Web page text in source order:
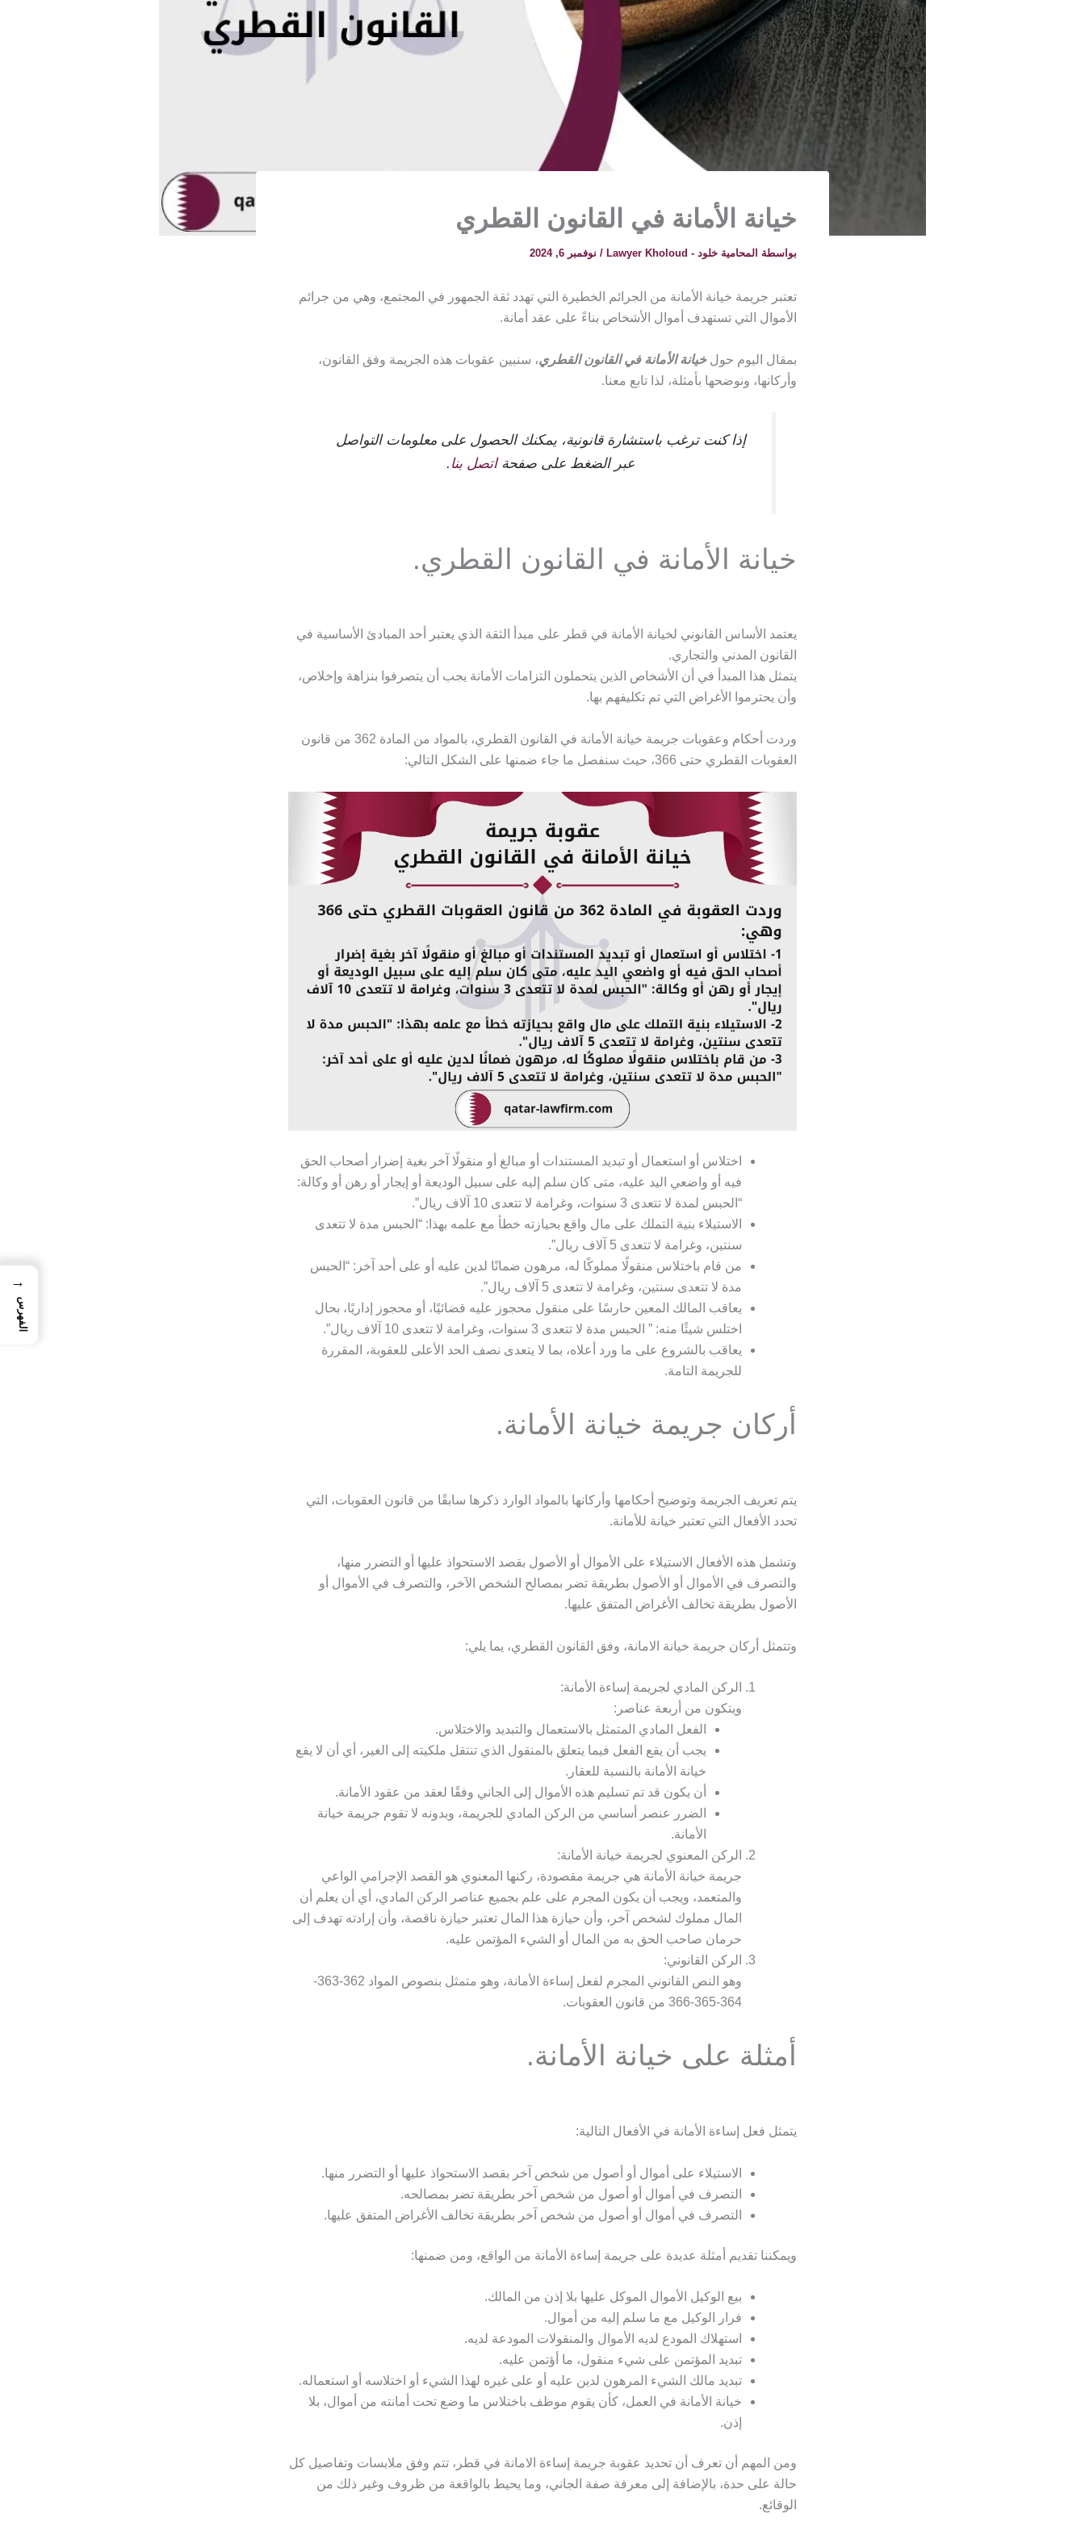
خيانة الأمانة في القانون القطري
بواسطة المحامية خلود - Lawyer Kholoud / نوفمبر 6, 2024
تعتبر جريمة خيانة الأمانة من الجرائم الخطيرة التي تهدد ثقة الجمهور في المجتمع، وهي من جرائم
الأموال التي تستهدف أموال الأشخاص بناءً على عقد أمانة.
بمقال اليوم حولخيانة الأمانة في القانون القطري، سنبين عقوبات هذه الجريمة وفق القانون،
وأركانها، ونوضحها بأمثلة، لذا تابع معنا.
إذا كنت ترغب باستشارة قانونية، يمكنك الحصول على معلومات التواصل
عبر الضغط على صفحةاتصل بنا .
خيانة الأمانة في القانون القطري.
يعتمد الأساس القانوني لخيانة الأمانة في قطر على مبدأ الثقة الذي يعتبر أحد المبادئ الأساسية في
القانون المدني والتجاري.
يتمثل هذا المبدأ في أن الأشخاص الذين يتحملون التزامات الأمانة يجب أن يتصرفوا بنزاهة وإخلاص،
وأن يحترموا الأغراض التي تم تكليفهم بها.
وردت أحكام وعقوبات جريمة خيانة الأمانة في القانون القطري، بالمواد من المادة 362 من قانون
العقوبات القطري حتى 366، حيث سنفصل ما جاء ضمنها على الشكل التالي:
اختلاس أو استعمال أو تبديد المستندات أو مبالغ أو منقولًا آخر بغية إضرار أصحاب الحق
فيه أو واضعي اليد عليه، متى كان سلم إليه على سبيل الوديعة أو إيجار أو رهن أو وكالة:
“الحبس لمدة لا تتعدى 3 سنوات، وغرامة لا تتعدى 10 آلاف ريال”.
الاستيلاء بنية التملك على مال واقع بحيازته خطأ مع علمه بهذا: “الحبس مدة لا تتعدى
سنتين، وغرامة لا تتعدى 5 آلاف ريال”.
من قام باختلاس منقولًا مملوكًا له، مرهون ضمانًا لدين عليه أو على أحد آخر: “الحبس
مدة لا تتعدى سنتين، وغرامة لا تتعدى 5 آلاف ريال”.
يعاقب المالك المعين حارسًا على منقول محجوز عليه قضائيًا، أو محجوز إداريًا، بحال
اختلس شيئًا منه: ” الحبس مدة لا تتعدى 3 سنوات، وغرامة لا تتعدى 10 آلاف ريال”.
يعاقب بالشروع على ما ورد أعلاه، بما لا يتعدى نصف الحد الأعلى للعقوبة، المقررة
للجريمة التامة.
أركان جريمة خيانة الأمانة.
يتم تعريف الجريمة وتوضيح أحكامها وأركانها بالمواد الوارد ذكرها سابقًا من قانون العقوبات، التي
تحدد الأفعال التي تعتبر خيانة للأمانة.
وتشمل هذه الأفعال الاستيلاء على الأموال أو الأصول بقصد الاستحواذ عليها أو التضرر منها،
والتصرف في الأموال أو الأصول بطريقة تضر بمصالح الشخص الآخر، والتصرف في الأموال أو
الأصول بطريقة تخالف الأغراض المتفق عليها.
وتتمثل أركان جريمة خيانة الامانة، وفق القانون القطري، يما يلي:
الركن المادي لجريمة إساءة الأمانة:
ويتكون من أربعة عناصر:
الفعل المادي المتمثل بالاستعمال والتبديد والاختلاس.
يجب أن يقع الفعل فيما يتعلق بالمنقول الذي تنتقل ملكيته إلى الغير، أي أن لا يقع
خيانة الأمانة بالنسبة للعقار.
أن يكون قد تم تسليم هذه الأموال إلى الجاني وفقًا لعقد من عقود الأمانة.
الضرر عنصر أساسي من الركن المادي للجريمة، وبدونه لا تقوم جريمة خيانة
الأمانة.
الركن المعنوي لجريمة خيانة الأمانة:
جريمة خيانة الأمانة هي جريمة مقصودة، ركنها المعنوي هو القصد الإجرامي الواعي
والمتعمد، ويجب أن يكون المجرم على علم بجميع عناصر الركن المادي، أي أن يعلم أن
المال مملوك لشخص آخر، وأن حيازة هذا المال تعتبر حيازة ناقصة، وأن إرادته تهدف إلى
حرمان صاحب الحق به من المال أو الشيء المؤتمن عليه.
الركن القانوني:
وهو النص القانوني المجرم لفعل إساءة الأمانة، وهو متمثل بنصوص المواد 362-363-
364-365-366 من قانون العقوبات.
أمثلة على خيانة الأمانة.
يتمثل فعل إساءة الأمانة في الأفعال التالية:
الاستيلاء على أموال أو أصول من شخص آخر بقصد الاستحواذ عليها أو التضرر منها.
التصرف في أموال أو أصول من شخص آخر بطريقة تضر بمصالحه.
التصرف في أموال أو أصول من شخص آخر بطريقة تخالف الأغراض المتفق عليها.
ويمكننا تقديم أمثلة عديدة على جريمة إساءة الأمانة من الواقع، ومن ضمنها:
بيع الوكيل الأموال الموكل عليها بلا إذن من المالك.
فرار الوكيل مع ما سلم إليه من أموال.
استهلاك المودع لديه الأموال والمنقولات المودعة لديه.
تبديد المؤتمن على شيء منقول، ما أؤتمن عليه.
تبديد مالك الشيء المرهون لدين عليه أو على غيره لهذا الشيء أو اختلاسه أو استعماله.
خيانة الأمانة في العمل، كأن يقوم موظف باختلاس ما وضع تحت أمانته من أموال، بلا
إذن.
ومن المهم أن تعرف أن تحديد عقوبة جريمة إساءة الامانة في قطر، تتم وفق ملابسات وتفاصيل كل
حالة على حدة، بالإضافة إلى معرفة صفة الجاني، وما يحيط بالواقعة من ظروف وغير ذلك من
الوقائع.
→
الفهرس